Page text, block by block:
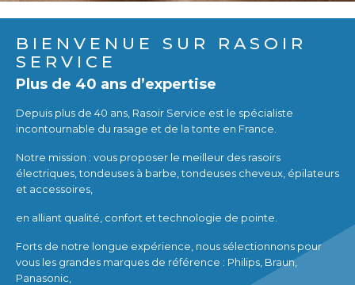
BIENVENUE SUR RASOIR
SERVICE
Plus de 40 ans d’expertise
Depuis plus de 40 ans, Rasoir Service est le spécialiste
incontournable du rasage et de la tonte en France.
Notre mission : vous proposer le meilleur des rasoirs
électriques, tondeuses à barbe, tondeuses cheveux, épilateurs
et accessoires,
en alliant qualité, confort et technologie de pointe.
Forts de notre longue expérience, nous sélectionnons pour
vous les grandes marques de référence : Philips, Braun,
Panasonic,